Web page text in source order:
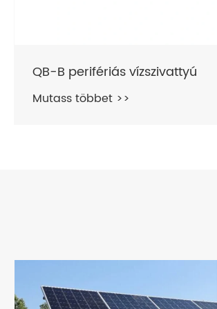
Elektromos perifériás
felületi szivattyú